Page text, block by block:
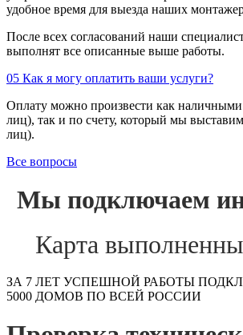
удобное время для выезда наших
После всех согласований наши
выполнят все описанные выше работы.
05 Как я могу оплатить ваши услуги?
Оплату можно произвести как
лиц), так и по счету, который мы
лиц).
Все вопросы
Мы подключаем
Карта
ЗА 7 ЛЕТ УСПЕШНОЙ РАБОТЫ
5000 ДОМОВ ПО ВСЕЙ РОССИИ